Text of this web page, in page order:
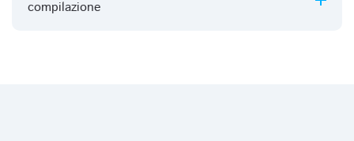
compilazione